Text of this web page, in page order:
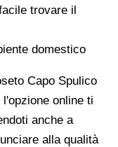
trovare il
domestico
Capo Spulico
online ti
anche a
alla qualità